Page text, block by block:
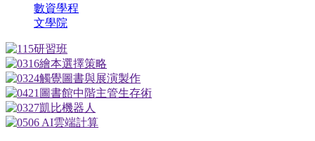
數資學程
文學院